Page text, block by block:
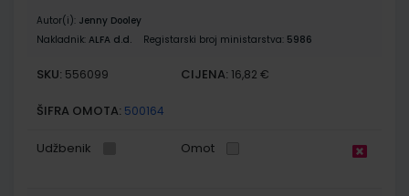
Autor(i): Jenny Dooley
Nakladnik: ALFA d.d. Registarski broj ministarstva: 5986
SKU: 556099 CIJENA: 16,82 €
ŠIFRA OMOTA: 500164
Udžbenik Omot